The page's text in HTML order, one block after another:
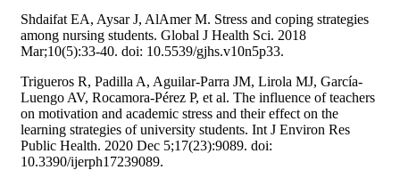
Shdaifat EA, Aysar J, AlAmer M. Stress and coping strategies
among nursing students. Global J Health Sci. 2018
Mar;10(5):33-40. doi: 10.5539/gjhs.v10n5p33.
Trigueros R, Padilla A, Aguilar-Parra JM, Lirola MJ, García-
Luengo AV, Rocamora-Pérez P, et al. The influence of teachers
on motivation and academic stress and their effect on the
learning strategies of university students. Int J Environ Res
Public Health. 2020 Dec 5;17(23):9089. doi:
10.3390/ijerph17239089.